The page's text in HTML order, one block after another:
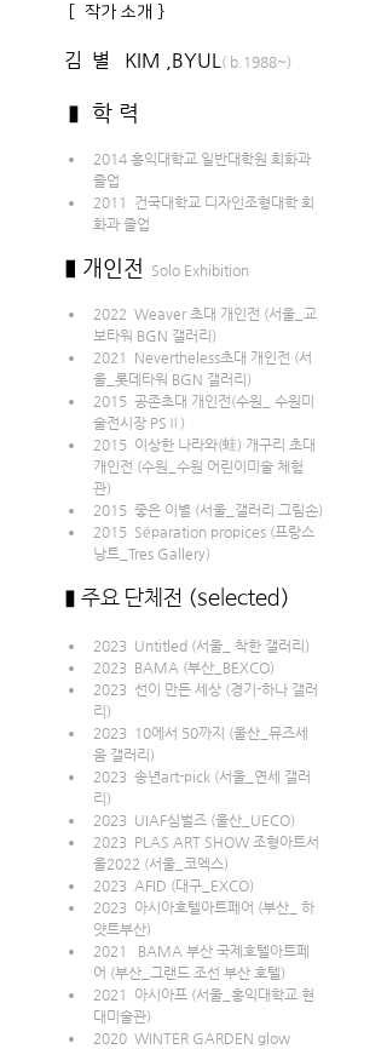
[  작가 소개 }
김  별   KIM ,BYUL ( b.1988~)
▮  학 력
2014 홍익대학교 일반대학원 회화과
졸업
2011  건국대학교 디자인조형대학 회
화과 졸업
▮ 개인전
  Solo Exhibition
2022  Weaver 초대 개인전 (서울_교
보타워 BGN 갤러리)
2021  Nevertheless초대 개인전 (서
울_롯데타워 BGN 갤러리)
2015  공존초대 개인전(수원_ 수원미
술전시장 PSⅡ)
2015  이상한 나라와(蛙) 개구리 초대
개인전 (수원_수원 어린이미술 체험
관)
2015  좋은 이별 (서울_갤러리 그림손)
2015  Séparation propices (프랑스
낭트_Tres Gallery)
▮ 주요 단체전 (selected)
2023  Untitled (서울_ 착한 갤러리)
2023  BAMA (부산_BEXCO)
2023  선이 만든 세상 (경기-하나 갤러
리)
2023  10에서 50까지 (울산_뮤즈세
움 갤러리)
2023  송년art-pick (서울_연세 갤러
리)
2023  UIAF심벌즈 (울산_UECO)
2023  PLAS ART SHOW 조형아트서
울2022 (서울_코엑스)
2023  AFID (대구_EXCO)
2023  아시아호텔아트페어 (부산_ 하
얏트부산)
2021   BAMA 부산 국제호텔아트페
어 (부산_그랜드 조선 부산 호텔)
2021  아시아프 (서울_홍익대학교 현
대미술관)
2020  WINTER GARDEN glow